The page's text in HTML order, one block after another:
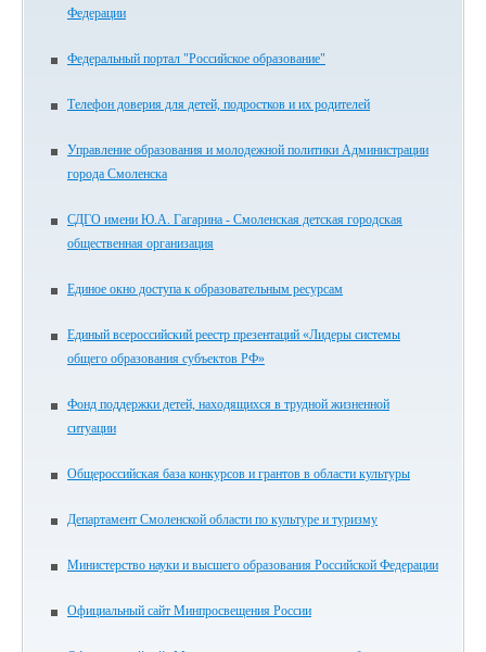
Федерации
Федеральный портал "Российское образование"
Телефон доверия для детей, подростков и их родителей
Управление образования и молодежной политики Администрации
города Смоленска
СДГО имени Ю.А. Гагарина - Смоленская детская городская
общественная организация
Единое окно доступа к образовательным ресурсам
Единый всероссийский реестр презентаций «Лидеры системы
общего образования субъектов РФ»
Фонд поддержки детей, находящихся в трудной жизненной
ситуации
Общероссийская база конкурсов и грантов в области культуры
Департамент Смоленской области по культуре и туризму
Министерство науки и высшего образования Российской Федерации
Официальный сайт Минпросвещения России